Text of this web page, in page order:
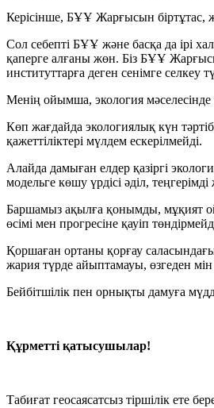
Керісінше, БҰҰ Жарғысын біртұтас,
Сол себепті БҰҰ және басқа да ірі
қаперге алғаны жөн. Біз БҰҰ
институттарға деген сенімге
Менің ойымша, экология мәселесінде
Көп жағдайда экологиялық күн
қажеттіліктері мүлдем ескерілмейді.
Алайда дамыған елдер қазіргі
модельге көшу үрдісі әділ,
Баршамыз ақылға қонымды, мұқият
өсімі мен прогресіне қауіп
Қоршаған ортаны қорғау саласындағы
жария түрде айыптамауы, өзгеден мін
Бейбітшілік пен орнықты дамуға
Құрметті қатысушылар!
Табиғат геосаясатсыз тіршілік ете